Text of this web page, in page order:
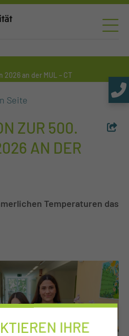
an der MUL – CT
Seite
ZUR 500.
AN DER
Temperaturen das
IHRE